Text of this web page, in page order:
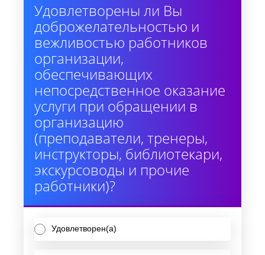
Удовлетворены ли Вы
доброжелательностью и
вежливостью работников
организации,
обеспечивающих
непосредственное оказание
услуги при обращении в
организацию
(преподаватели, тренеры,
инструкторы, библиотекари,
экскурсоводы и прочие
работники)?
Удовлетворен(а)